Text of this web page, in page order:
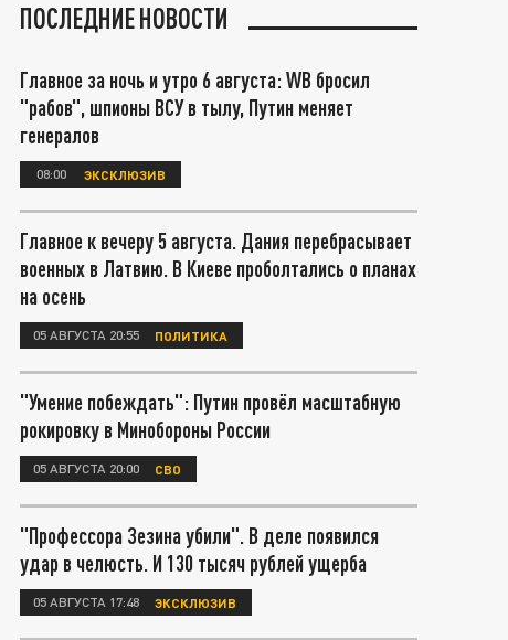
ПОСЛЕДНИЕ НОВОСТИ
Главное за ночь и утро 6 августа: WB бросил
"рабов", шпионы ВСУ в тылу, Путин меняет
генералов
08:00 ЭКСКЛЮЗИВ
Главное к вечеру 5 августа. Дания перебрасывает
военных в Латвию. В Киеве проболтались о планах
на осень
05 АВГУСТА 20:55 ПОЛИТИКА
"Умение побеждать": Путин провёл масштабную
рокировку в Минобороны России
05 АВГУСТА 20:00 СВО
"Профессора Зезина убили". В деле появился
удар в челюсть. И 130 тысяч рублей ущерба
05 АВГУСТА 17:48 ЭКСКЛЮЗИВ